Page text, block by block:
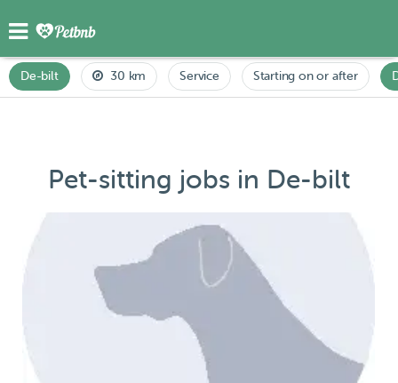
De-bilt 30 km Service Starting on or after
Pet-sitting jobs in De-bilt